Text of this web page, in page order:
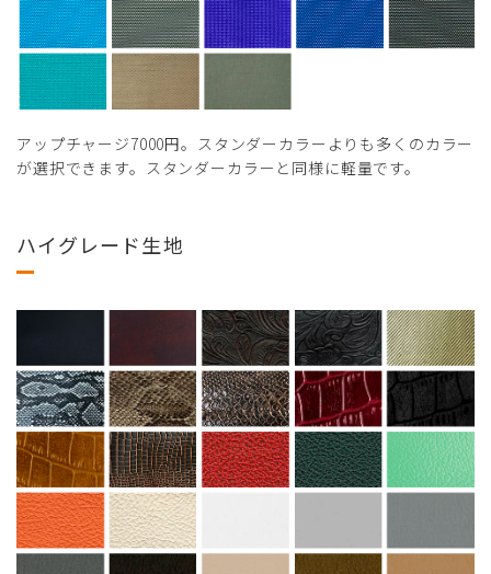
アップチャージ7000円。スタンダーカラーよりも多くのカラー
が選択できます。スタンダーカラーと同様に軽量です。
ハイグレード生地